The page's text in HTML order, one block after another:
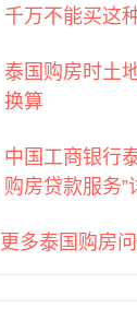
曼谷BTS
曼谷BTS
曼谷BTS
曼谷BTS
曼谷BTS
曼谷BTS
千万不能买这
泰国购房时土
换算
中国工商银行
购房贷款服务”
更多泰国购房